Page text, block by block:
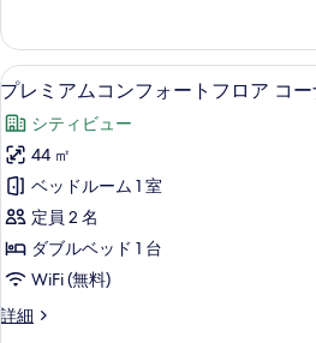
示
す
る
禁
煙
の
す
べ
て
の
写
真
を
ダ
ブ
ル
ー
ム
禁
煙
の
詳
細
プ
レ
ミ
ア
ム
コ
ン
フ
ォ
プレ
6
プレミアムコンフォートフロア コ
シティビュー
44 ㎡
ベッドルーム 1 室
定員 2 名
ダブルベッド 1 台
WiFi (無料)
詳細
プ